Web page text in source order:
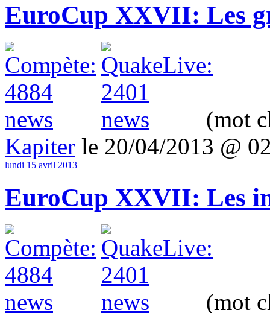
EuroCup XXVII: Les
(mot
Kapiter le 20/04/2013 @
lundi 15 avril 2013
EuroCup XXVII: Les
(mot